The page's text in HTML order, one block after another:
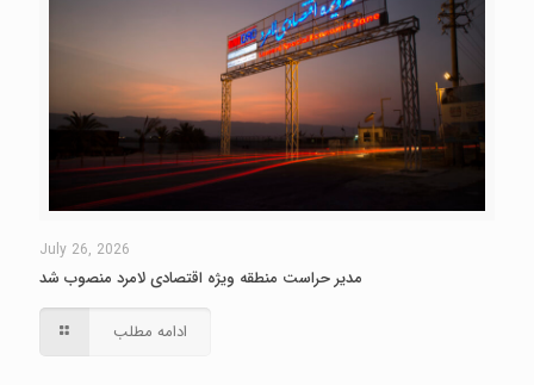
July 26, 2026
مدیر حراست منطقه ویژه اقتصادی لامرد منصوب شد
ادامه مطلب